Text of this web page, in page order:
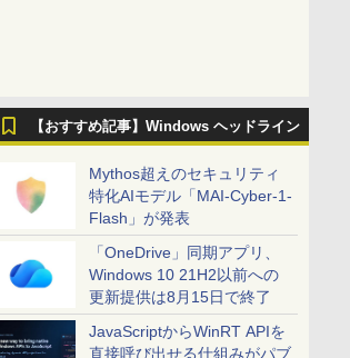
【おすすめ記事】Windows ヘッドライン
Mythos超えのセキュリティ
特化AIモデル「MAI-Cyber-1-
Flash」が発表
「OneDrive」同期アプリ、
Windows 10 21H2以前への
更新提供は8月15日で終了
JavaScriptからWinRT APIを
直接呼び出せる仕組みがパブ